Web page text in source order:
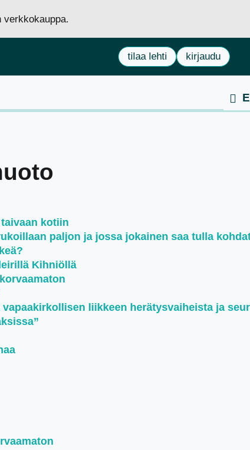
verkkokauppa.
tilaa lehti kirjaudu
kotiin
paljon ja jossa jokainen saa tulla
Kihniöllä
liikkeen herätysvaiheista ja